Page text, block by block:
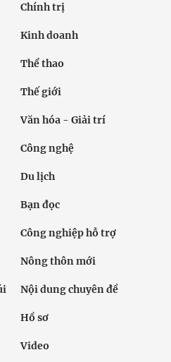
Chính trị
Kinh doanh
Thể thao
Thế giới
Văn hóa - Giải trí
Công nghệ
Du lịch
Bạn đọc
Công nghiệp hỗ trợ
Nông thôn mới
Nội dung chuyên đề
Hồ sơ
Video